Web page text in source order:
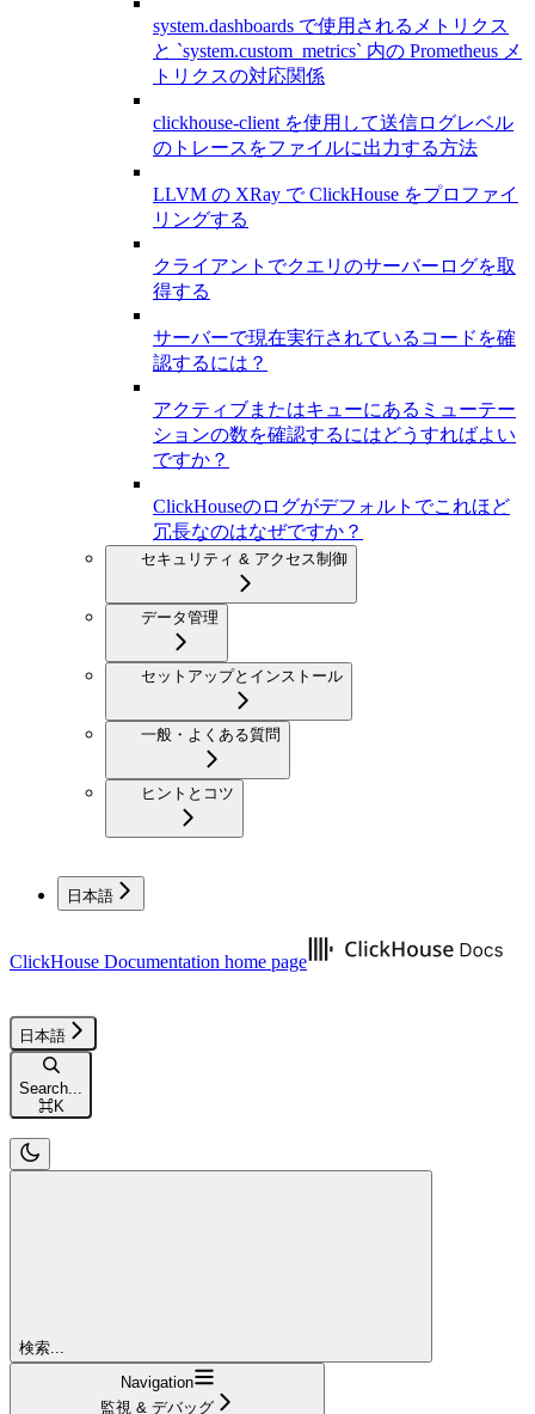
system.dashboards で使用されるメトリクス
と `system.custom_metrics` 内の Prometheus メ
トリクスの対応関係
clickhouse-client を使用して送信ログレベル
のトレースをファイルに出力する方法
LLVM の XRay で ClickHouse をプロファイ
リングする
クライアントでクエリのサーバーログを取
得する
サーバーで現在実行されているコードを確
認するには？
アクティブまたはキューにあるミューテー
ションの数を確認するにはどうすればよい
ですか？
ClickHouseのログがデフォルトでこれほど
冗長なのはなぜですか？
セキュリティ & アクセス制御
データ管理
セットアップとインストール
一般・よくある質問
ヒントとコツ
日本語
ClickHouse Documentation home page
日本語
Search...
⌘K
検索...
Navigation
監視 & デバッグ